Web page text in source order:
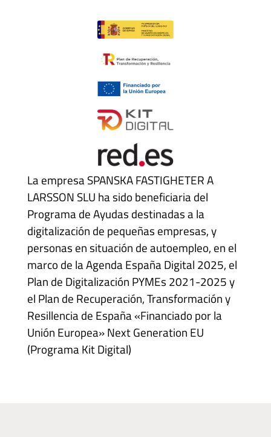
La empresa SPANSKA FASTIGHETER A
LARSSON SLU ha sido beneficiaria del
Programa de Ayudas destinadas a la
digitalización de pequeñas empresas, y
personas en situación de autoempleo, en el
marco de la Agenda España Digital 2025, el
Plan de Digitalización PYMEs 2021-2025 y
el Plan de Recuperación, Transformación y
Resillencia de España «Financiado por la
Unión Europea» Next Generation EU
(Programa Kit Digital)